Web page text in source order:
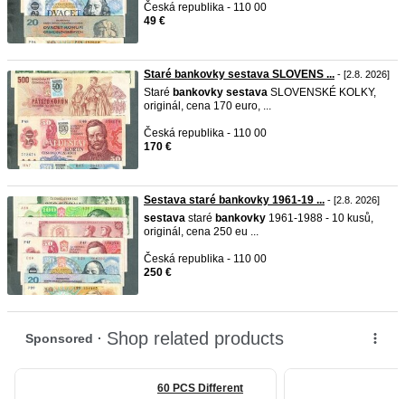
Česká republika - 110 00
49 €
Staré bankovky sestava SLOVENS ... - [2.8. 2026]
Staré bankovky sestava SLOVENSKÉ KOLKY,
originál, cena 170 euro, ...
Česká republika - 110 00
170 €
Sestava staré bankovky 1961-19 ... - [2.8. 2026]
sestava staré bankovky 1961-1988 - 10 kusů,
originál, cena 250 eu ...
Česká republika - 110 00
250 €